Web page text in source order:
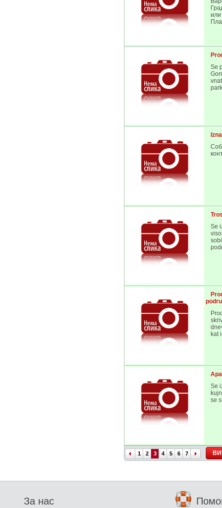
или
Se
Se
kat
Se
se
1 2 3 4 5 6 7
За нас